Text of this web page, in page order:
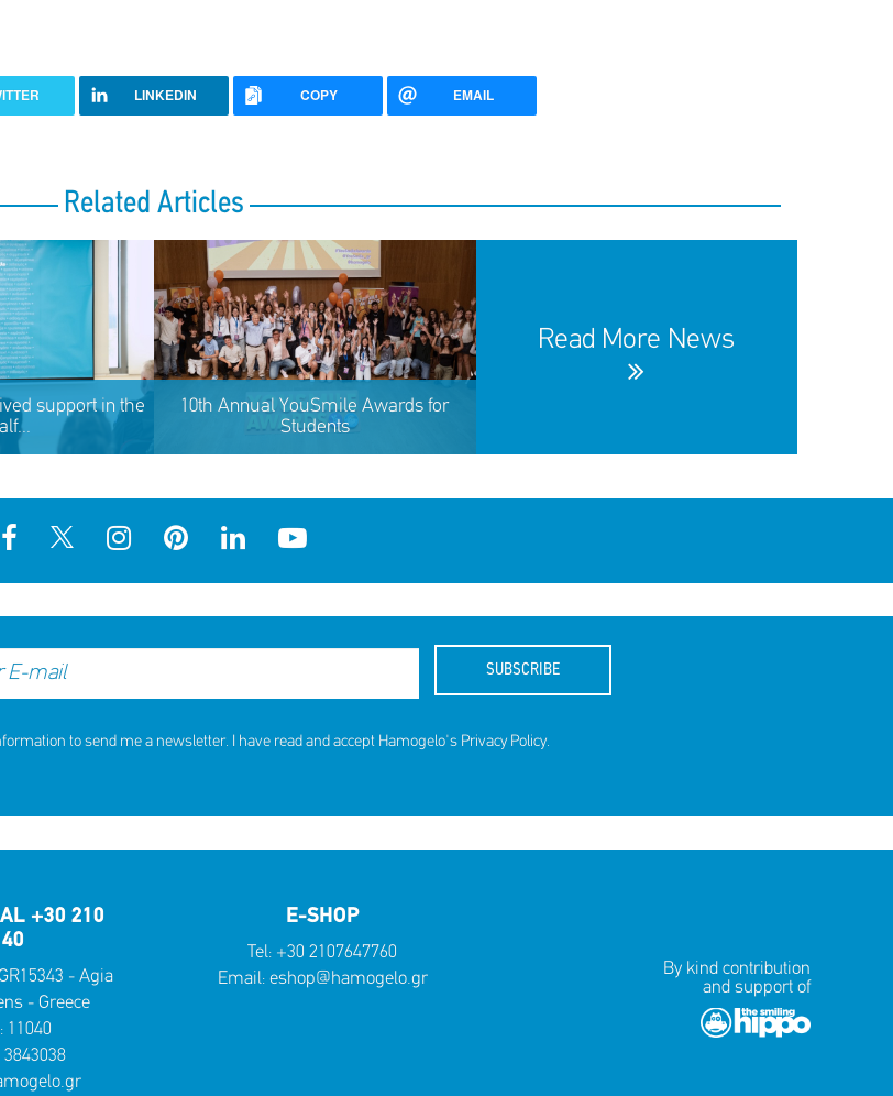
LINKEDIN COPY EMAIL
Related Articles
support in the
support in the
2026
10th Annual YouSmile Awards for
Students
10th Annual YouSmile Awards for
Read More News
SUBSCRIBE
to send me a newsletter. I have read and accept Hamogelo's Privacy Policy.
+30 210
- Agia
- Greece
11040
3843038
E-SHOP
Tel: +30 2107647760
Email: eshop@hamogelo.gr
By kind contribution
and support of